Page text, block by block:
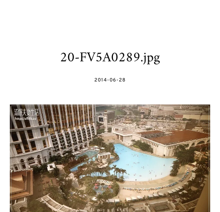
20-FV5A0289.jpg
POSTED
2014-06-28